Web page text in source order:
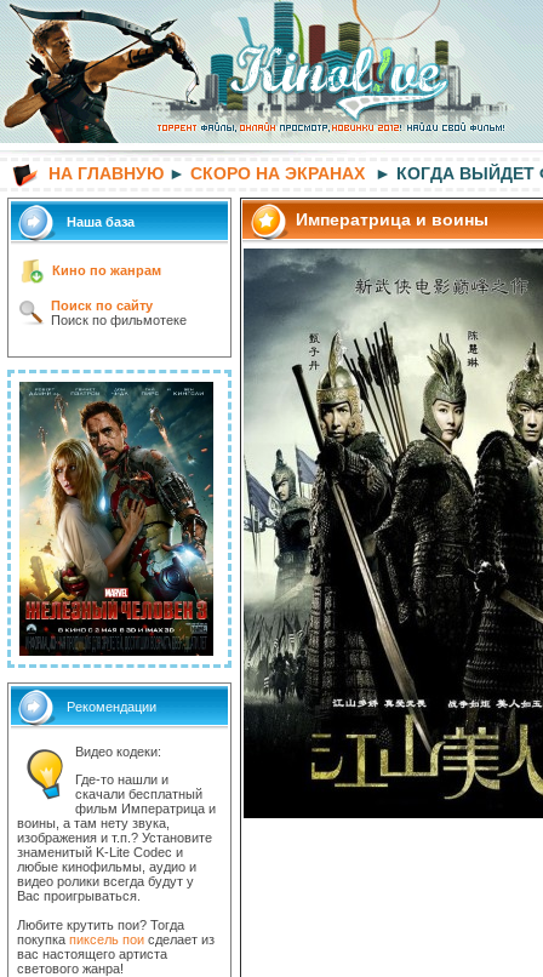
НА ГЛАВНУЮ ► СКОРО НА ЭКРАНАХ ► КОГДА ВЫЙДЕТ
Наша база
Кино по жанрам
Поиск по сайту
Поиск по фильмотеке
Рекомендации
Видео кодеки:
Где-то нашли и
скачали бесплатный
фильм Императрица и
воины, а там нету звука,
изображения и т.п.? Установите
знаменитый K-Lite Codec и
любые кинофильмы, аудио и
видео ролики всегда будут у
Вас проигрываться.
Любите крутить пои? Тогда
покупка пиксель пои сделает из
вас настоящего артиста
светового жанра!
Императрица и воины